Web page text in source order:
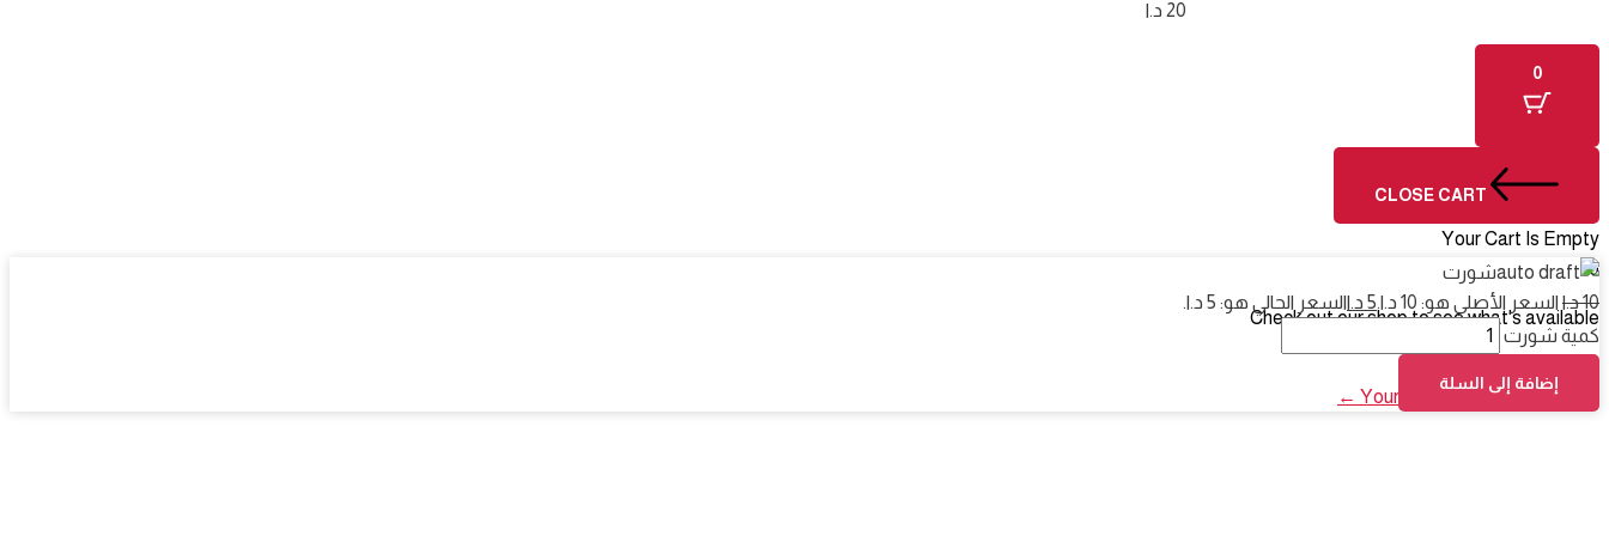
20 د.ا
0
CLOSE CART
Your Cart Is Empty
0
Check out our shop to see what's available
Your cart is empty. Shop now ←
شورت
10د.ا السعر الأصلي هو: 10 د.ا. 5 د.االسعر الحالي هو: 5 د.ا.
كمية شورت
إضافة إلى السلة